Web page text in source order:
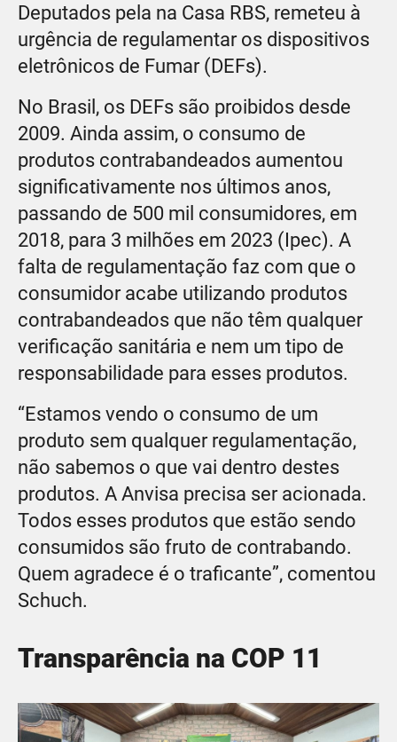
Deputados pela na Casa RBS, remeteu à
urgência de regulamentar os dispositivos
eletrônicos de Fumar (DEFs).
No Brasil, os DEFs são proibidos desde
2009. Ainda assim, o consumo de
produtos contrabandeados aumentou
significativamente nos últimos anos,
passando de 500 mil consumidores, em
2018, para 3 milhões em 2023 (Ipec). A
falta de regulamentação faz com que o
consumidor acabe utilizando produtos
contrabandeados que não têm qualquer
verificação sanitária e nem um tipo de
responsabilidade para esses produtos.
“Estamos vendo o consumo de um
produto sem qualquer regulamentação,
não sabemos o que vai dentro destes
produtos. A Anvisa precisa ser acionada.
Todos esses produtos que estão sendo
consumidos são fruto de contrabando.
Quem agradece é o traficante”, comentou
Schuch.
Transparência na COP 11